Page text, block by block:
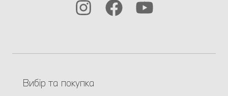
Вибір та покупка